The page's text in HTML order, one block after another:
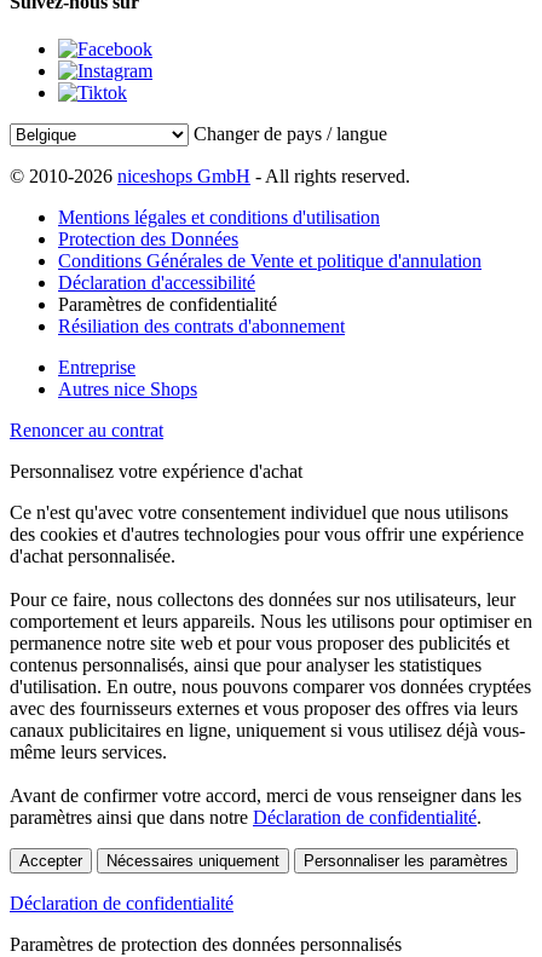
Changer de pays / langue
© 2010-2026 niceshops GmbH - All rights reserved.
Mentions légales et conditions d'utilisation
Protection des Données
Conditions Générales de Vente et politique d'annulation
Déclaration d'accessibilité
Paramètres de confidentialité
Résiliation des contrats d'abonnement
Entreprise
Autres nice Shops
Renoncer au contrat
Personnalisez votre expérience d'achat
Ce n'est qu'avec votre consentement individuel que nous utilisons
des cookies et d'autres technologies pour vous offrir une expérience
d'achat personnalisée.
Pour ce faire, nous collectons des données sur nos utilisateurs, leur
comportement et leurs appareils. Nous les utilisons pour optimiser en
permanence notre site web et pour vous proposer des publicités et
contenus personnalisés, ainsi que pour analyser les statistiques
d'utilisation. En outre, nous pouvons comparer vos données cryptées
avec des fournisseurs externes et vous proposer des offres via leurs
canaux publicitaires en ligne, uniquement si vous utilisez déjà vous-
même leurs services.
Avant de confirmer votre accord, merci de vous renseigner dans les
paramètres ainsi que dans notre Déclaration de confidentialité.
Accepter Nécessaires uniquement Personnaliser les paramètres
Déclaration de confidentialité
Paramètres de protection des données personnalisés